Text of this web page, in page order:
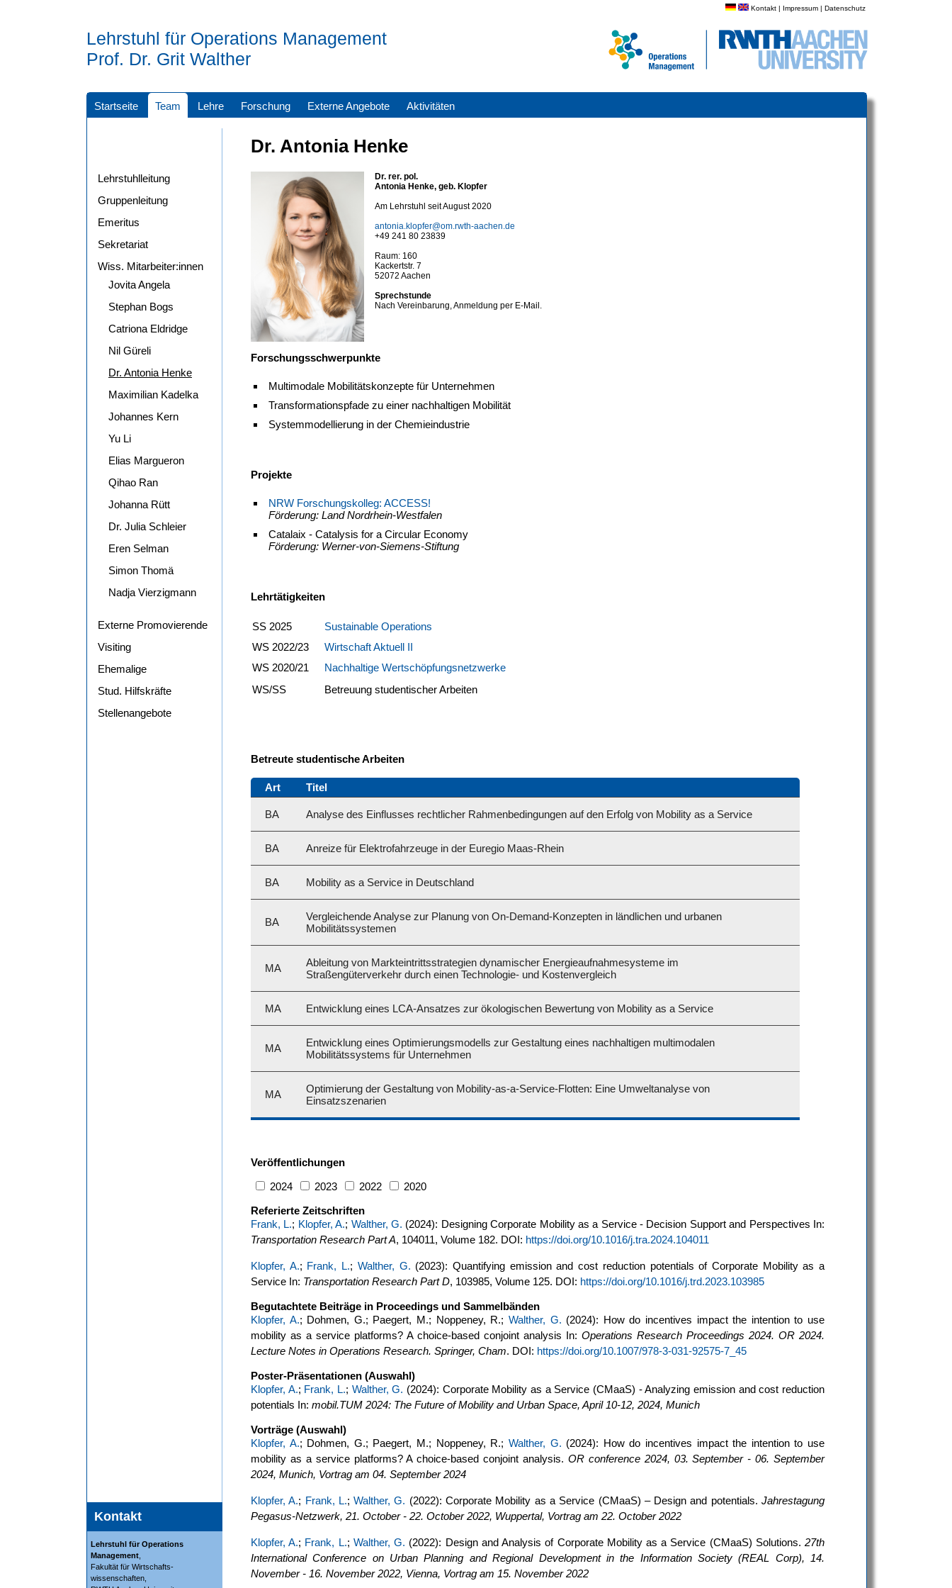
Kontakt | Impressum | Datenschutz
Lehrstuhl für Operations Management
Prof. Dr. Grit Walther
Startseite Team Lehre Forschung Externe Angebote Aktivitäten
Kontakt
Lehrstuhl für Operations
Management
Fakultät für Wirtschafts-
wissenschaften,
Lehrstuhlleitung
Gruppenleitung
Emeritus
Sekretariat
Wiss. Mitarbeiter:innen
Jovita Angela
Stephan Bogs
Catriona Eldridge
Nil Güreli
Dr. Antonia Henke
Maximilian Kadelka
Johannes Kern
Yu Li
Elias Margueron
Qihao Ran
Johanna Rütt
Dr. Julia Schleier
Eren Selman
Simon Thomä
Nadja Vierzigmann
Externe Promovierende
Visiting
Ehemalige
Stud. Hilfskräfte
Stellenangebote
Dr. Antonia Henke
Dr. rer. pol.
Antonia Henke, geb. Klopfer
Am Lehrstuhl seit August 2020
antonia.klopfer@om.rwth-aachen.de
+49 241 80 23839
Raum: 160
Kackertstr. 7
52072 Aachen
Sprechstunde
Nach Vereinbarung, Anmeldung per E-Mail.
Forschungsschwerpunkte
Multimodale Mobilitätskonzepte für Unternehmen
Transformationspfade zu einer nachhaltigen Mobilität
Systemmodellierung in der Chemieindustrie
Projekte
NRW Forschungskolleg: ACCESS!
Förderung: Land Nordrhein-Westfalen
Catalaix - Catalysis for a Circular Economy
Förderung: Werner-von-Siemens-Stiftung
Lehrtätigkeiten
SS 2025
Sustainable Operations
WS 2022/23
Wirtschaft Aktuell II
WS 2020/21
Nachhaltige Wertschöpfungsnetzwerke
WS/SS
Betreuung studentischer Arbeiten
Betreute studentische Arbeiten
Art Titel
BA Analyse des Einflusses rechtlicher Rahmenbedingungen auf den Erfolg von Mobility as a Service
BA Anreize für Elektrofahrzeuge in der Euregio Maas-Rhein
BA Mobility as a Service in Deutschland
BA
Vergleichende Analyse zur Planung von On-Demand-Konzepten in ländlichen und urbanen
Mobilitätssystemen
MA
Ableitung von Markteintrittsstrategien dynamischer Energieaufnahmesysteme im
Straßengüterverkehr durch einen Technologie- und Kostenvergleich
MA Entwicklung eines LCA-Ansatzes zur ökologischen Bewertung von Mobility as a Service
MA
Entwicklung eines Optimierungsmodells zur Gestaltung eines nachhaltigen multimodalen
Mobilitätssystems für Unternehmen
MA
Optimierung der Gestaltung von Mobility-as-a-Service-Flotten: Eine Umweltanalyse von
Einsatzszenarien
Veröffentlichungen
2024
2023 2022
2020
Referierte Zeitschriften
Frank, L.; Klopfer, A.; Walther, G. (2024): Designing Corporate Mobility as a Service - Decision Support and Perspectives In:
Transportation Research Part A, 104011, Volume 182. DOI: https://doi.org/10.1016/j.tra.2024.104011
Klopfer, A.; Frank, L.; Walther, G. (2023): Quantifying emission and cost reduction potentials of Corporate Mobility as a
Service In: Transportation Research Part D, 103985, Volume 125. DOI: https://doi.org/10.1016/j.trd.2023.103985
Begutachtete Beiträge in Proceedings und Sammelbänden
Klopfer, A.; Dohmen, G.; Paegert, M.; Noppeney, R.; Walther, G. (2024): How do incentives impact the intention to use
mobility as a service platforms? A choice-based conjoint analysis In: Operations Research Proceedings 2024. OR 2024.
Lecture Notes in Operations Research. Springer, Cham. DOI: https://doi.org/10.1007/978-3-031-92575-7_45
Poster-Präsentationen (Auswahl)
Klopfer, A.; Frank, L.; Walther, G. (2024): Corporate Mobility as a Service (CMaaS) - Analyzing emission and cost reduction
potentials In: mobil.TUM 2024: The Future of Mobility and Urban Space, April 10-12, 2024, Munich
Vorträge (Auswahl)
Klopfer, A.; Dohmen, G.; Paegert, M.; Noppeney, R.; Walther, G. (2024): How do incentives impact the intention to use
mobility as a service platforms? A choice-based conjoint analysis. OR conference 2024, 03. September - 06. September
2024, Munich, Vortrag am 04. September 2024
Klopfer, A.; Frank, L.;Walther, G. (2022): Corporate Mobility as a Service (CMaaS) – Design and potentials.Jahrestagung
Pegasus-Netzwerk, 21. October - 22. October 2022, Wuppertal, Vortrag am 22. October 2022
Klopfer, A.; Frank, L.; Walther, G. (2022): Design and Analysis of Corporate Mobility as a Service (CMaaS) Solutions.27th
International Conference on Urban Planning and Regional Development in the Information Society (REAL Corp), 14.
November - 16. November 2022, Vienna, Vortrag am 15. November 2022